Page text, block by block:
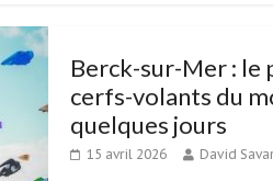
Berck-sur-Mer : le
cerfs-volants du
quelques jours
15 avril 2026 David